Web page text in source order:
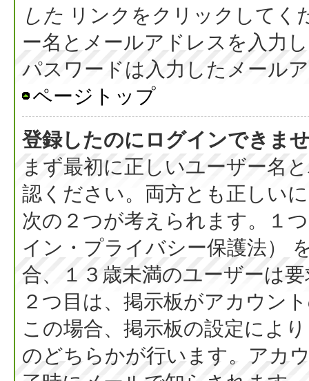
した リンクをクリックしてく
ー名とメールアドレスを入力
パスワードは入力したメール
ページトップ
登録したのにログインできま
まず最初に正しいユーザー名
認ください。両方とも正しい
次の２つが考えられます。１
イン・プライバシー保護法）
合、１３歳未満のユーザーは
２つ目は、掲示板がアカウン
この場合、掲示板の設定によ
のどちらかが行います。アカ